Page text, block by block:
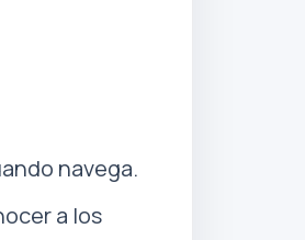
navega.
a los